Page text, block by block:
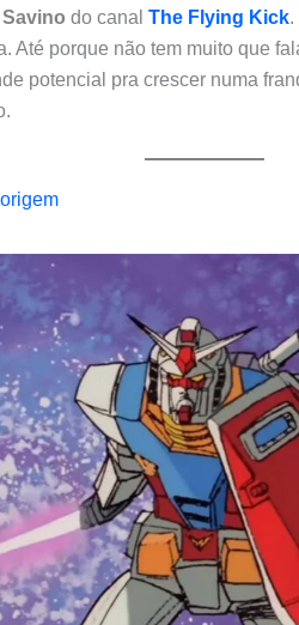
Savino do canal The Flying Kick.
Até porque não tem muito que
potencial pra crescer numa